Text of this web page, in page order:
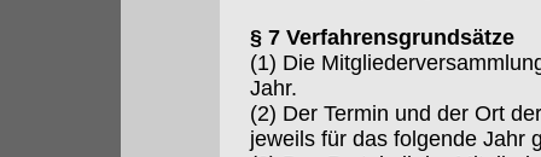
§ 7 Verfahrensgrundsätze
(1) Die
Jahr.
(2) Der Termin und der Ort
jeweils für das folgende Jahr